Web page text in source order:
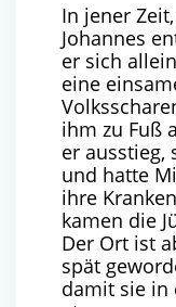
In jener
Johannes
er sich
eine
ihm zu Fuß
er ausstieg,
und hatte
ihre
kamen die
Der Ort ist
spät
damit sie in